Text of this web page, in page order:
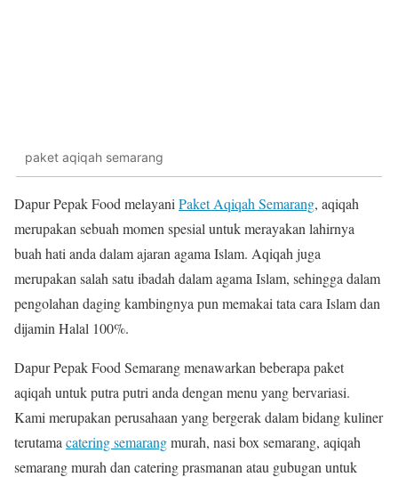
paket aqiqah semarang
Dapur Pepak Food melayani Paket Aqiqah Semarang, aqiqah
merupakan sebuah momen spesial untuk merayakan lahirnya
buah hati anda dalam ajaran agama Islam. Aqiqah juga
merupakan salah satu ibadah dalam agama Islam, sehingga dalam
pengolahan daging kambingnya pun memakai tata cara Islam dan
dijamin Halal 100%.
Dapur Pepak Food Semarang menawarkan beberapa paket
aqiqah untuk putra putri anda dengan menu yang bervariasi.
Kami merupakan perusahaan yang bergerak dalam bidang kuliner
terutama catering semarangmurah, nasi box semarang, aqiqah
semarang murah dan catering prasmanan atau gubugan untuk